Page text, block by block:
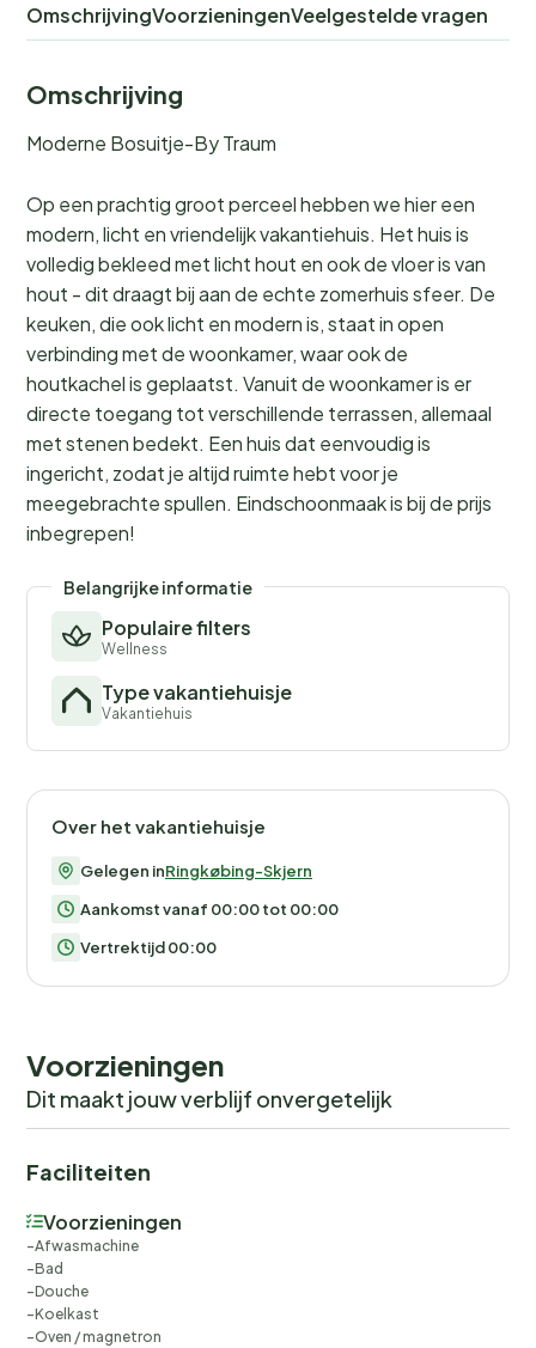
OmschrijvingVoorzieningenVeelgestelde vragen
Omschrijving
Moderne Bosuitje-By Traum
Op een prachtig groot perceel hebben we hier een
modern, licht en vriendelijk vakantiehuis. Het huis is
volledig bekleed met licht hout en ook de vloer is van
hout - dit draagt bij aan de echte zomerhuis sfeer. De
keuken, die ook licht en modern is, staat in open
verbinding met de woonkamer, waar ook de
houtkachel is geplaatst. Vanuit de woonkamer is er
directe toegang tot verschillende terrassen, allemaal
met stenen bedekt. Een huis dat eenvoudig is
ingericht, zodat je altijd ruimte hebt voor je
meegebrachte spullen. Eindschoonmaak is bij de prijs
inbegrepen!
Belangrijke informatie
Populaire filters
Wellness
Type vakantiehuisje
Vakantiehuis
Over het vakantiehuisje
Gelegen inRingkøbing-Skjern
Aankomst vanaf 00:00 tot 00:00
Vertrektijd 00:00
Voorzieningen
Dit maakt jouw verblijf onvergetelijk
Faciliteiten
Voorzieningen
Afwasmachine
Bad
Douche
Koelkast
Oven / magnetron